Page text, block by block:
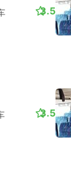
3.5
3.5